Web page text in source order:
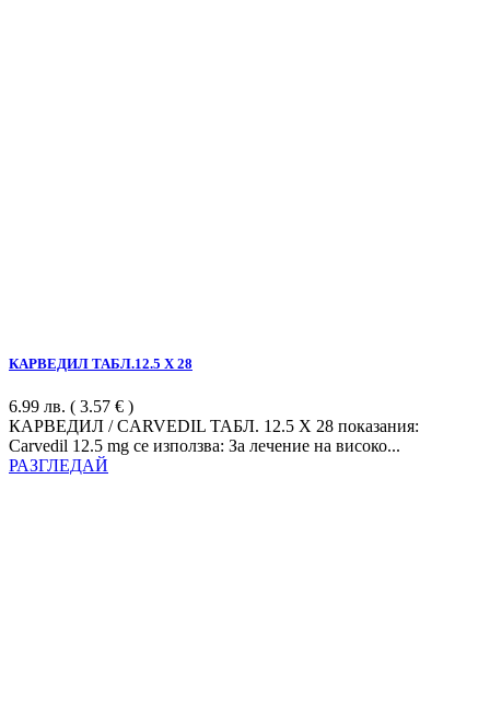
КАРВЕДИЛ ТАБЛ.12.5 Х 28
6.99 лв. ( 3.57 € )
КАРВЕДИЛ / CARVEDIL ТАБЛ. 12.5 Х 28 показания:
Carvedil 12.5 mg се използва: За лечение на високо...
РАЗГЛЕДАЙ